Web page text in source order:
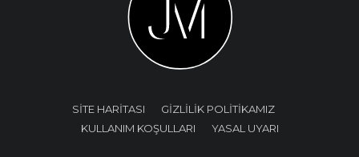
SİTE HARİTASI
GİZLİLİK POLİTİKAMIZ
KULLANIM KOŞULLARI
YASAL UYARI